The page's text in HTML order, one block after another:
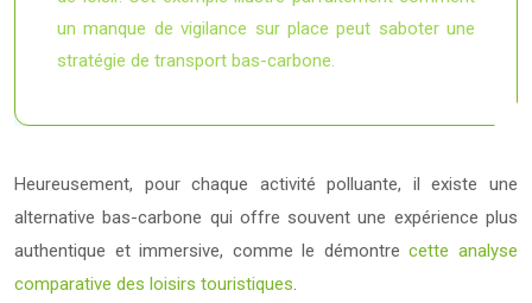
un manque de vigilance sur place peut saboter une
stratégie de transport bas-carbone.
Heureusement, pour chaque activité polluante, il existe une
alternative bas-carbone qui offre souvent une expérience plus
authentique et immersive, comme le démontrecette analyse
comparative des loisirs touristiques.